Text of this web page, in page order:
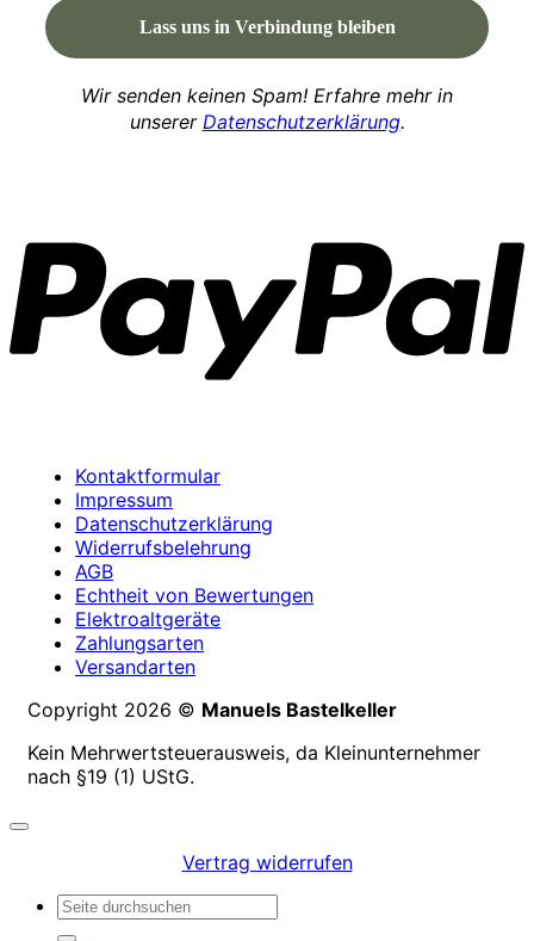
Wir senden keinen Spam! Erfahre mehr in
unserer Datenschutzerklärung.
Kontaktformular
Impressum
Datenschutzerklärung
Widerrufsbelehrung
AGB
Echtheit von Bewertungen
Elektroaltgeräte
Zahlungsarten
Versandarten
Copyright 2026 © Manuels Bastelkeller
Kein Mehrwertsteuerausweis, da Kleinunternehmer
nach §19 (1) UStG.
Vertrag widerrufen
Suchen
nach: